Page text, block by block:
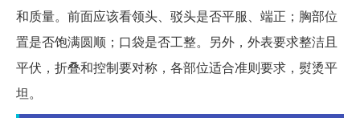
和质量。前面应该看领头、驳头是否平服、端正；胸部位
置是否饱满圆顺；口袋是否工整。另外，外表要求整洁且
平伏，折叠和控制要对称，各部位适合准则要求，熨烫平
坦。